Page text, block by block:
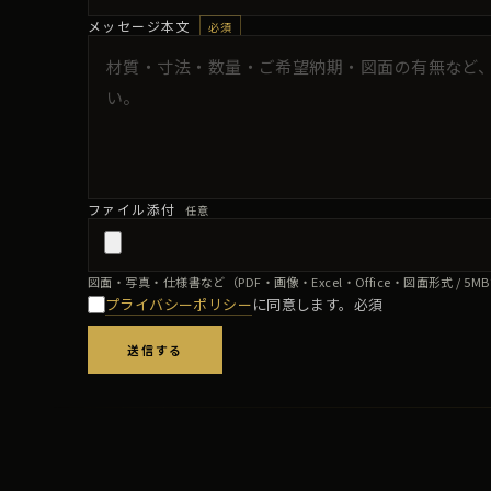
メッセージ本文 必須
ファイル添付 任意
図面・写真・仕様書など（PDF・画像・Excel・Office・図面形式 /
プライバシーポリシーに同意します。 必須
送信する